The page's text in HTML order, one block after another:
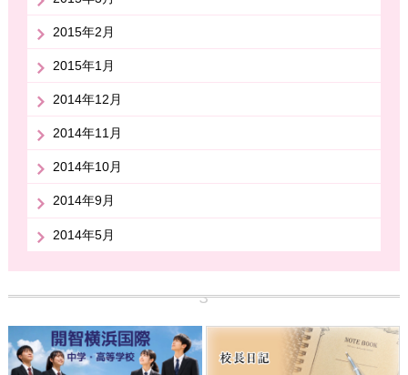
2015年2月
2015年1月
2014年12月
2014年11月
2014年10月
2014年9月
2014年5月